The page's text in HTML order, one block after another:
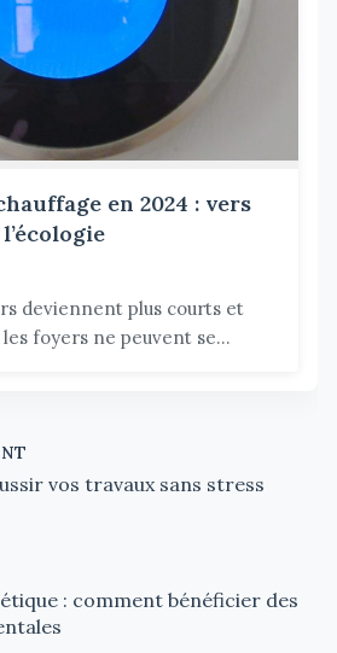
en 2024 : vers
deviennent plus courts et
foyers ne peuvent se...
vos travaux sans stress
: comment bénéficier des